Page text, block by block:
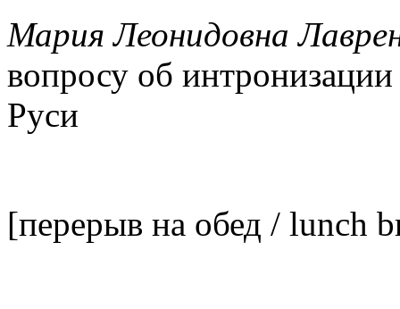
Мария Леонидовна
вопросу об
Руси
[перерыв на обед / lunch